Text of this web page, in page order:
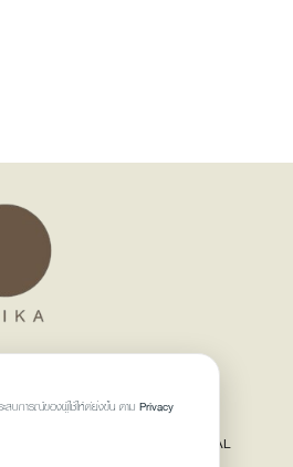
WE ARE PASSIONATE
TO PROVIDING EXCEPTIONAL
สบการณ์ของผู้ใช้ให้ดียิ่งขึ้น ตาม Privacy